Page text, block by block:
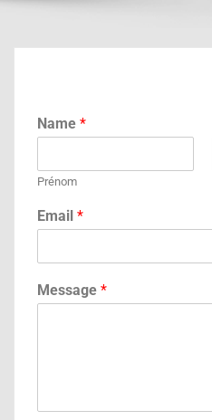
Name *
Prénom
Email *
Message *